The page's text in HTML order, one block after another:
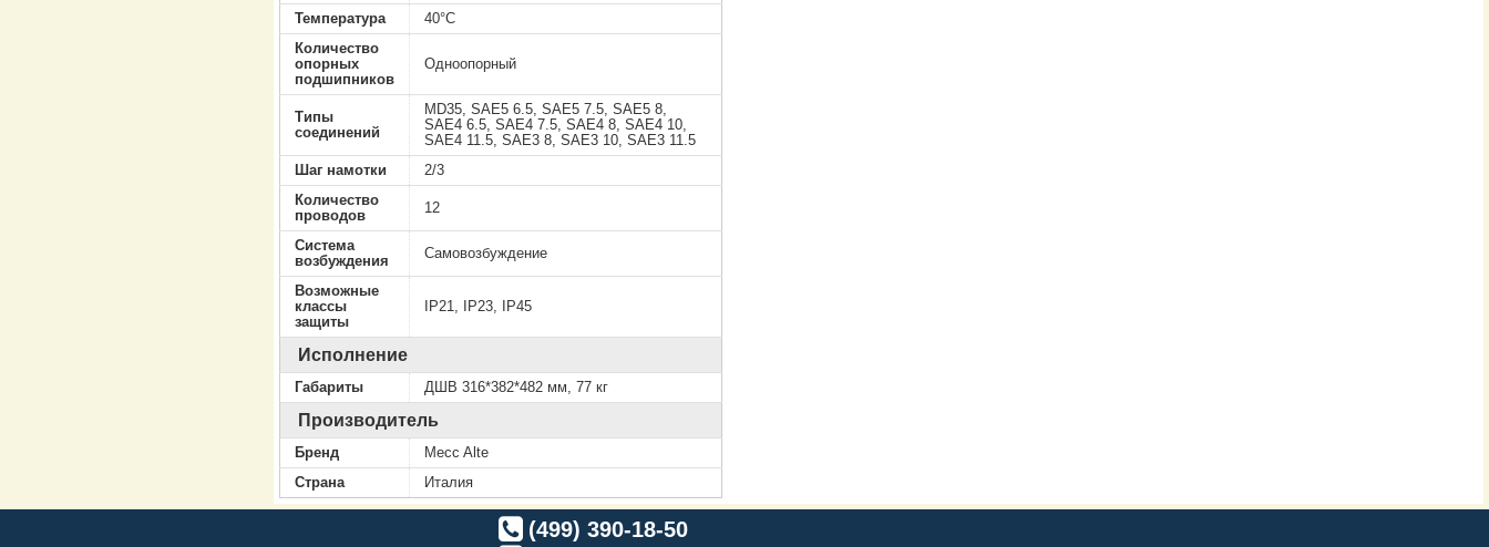
Температура
40°C
Количество
опорных
подшипников
Одноопорный
Типы
соединений
MD35, SAE5 6.5, SAE5 7.5, SAE5 8,
SAE4 6.5, SAE4 7.5, SAE4 8, SAE4 10,
SAE4 11.5, SAE3 8, SAE3 10, SAE3 11.5
Шаг намотки
2/3
Количество
проводов
12
Система
возбуждения
Самовозбуждение
Возможные
классы
защиты
IP21, IP23, IP45
Исполнение
Габариты ДШВ 316*382*482 мм, 77 кг
Производитель
Бренд
Mecc Alte
Страна
Италия
(499) 390-18-50